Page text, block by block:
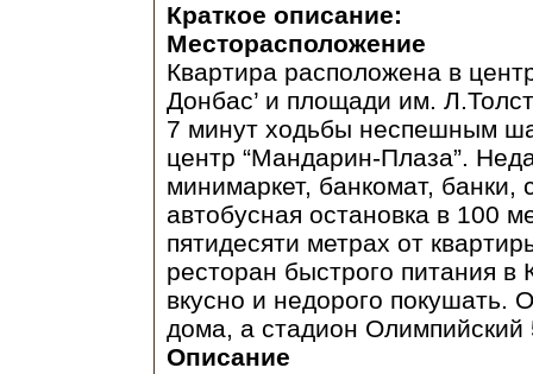
Краткое описание:
Месторасположение
Квартира расположена в
Донбас’ и площади им.
7 минут ходьбы неспешным
центр “Мандарин-Плаза”.
минимаркет, банкомат, банки,
автобусная остановка в 100
пятидесяти метрах от
ресторан быстрого питания в
вкусно и недорого покушать.
дома, а стадион Олимпийский
Описание